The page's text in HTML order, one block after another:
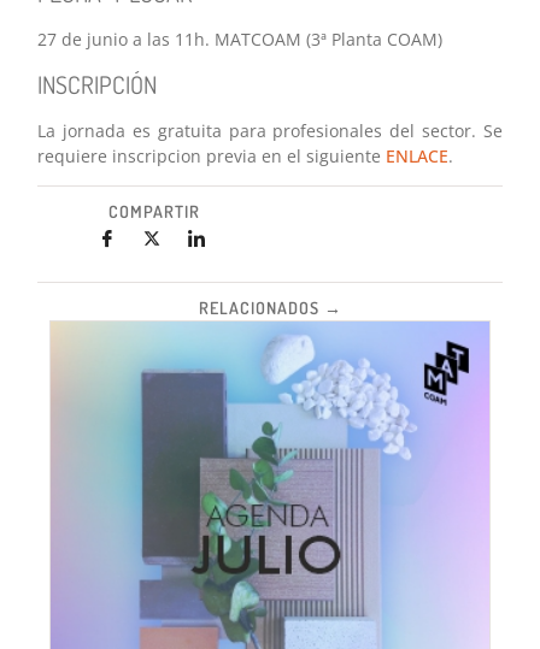
27 de junio a las 11h. MATCOAM (3ª Planta COAM)
INSCRIPCIÓN
La jornada es gratuita para profesionales del sector. Se
requiere inscripcion previa en el siguiente ENLACE.
COMPARTIR
RELACIONADOS →